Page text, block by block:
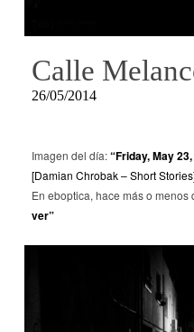
Calle
26/05/2014
Imagen del día:“Friday, May
[Damian Chrobak – Short
En eboptica, hace más o menos
ver”